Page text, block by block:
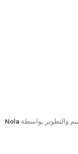
والتطوير بواسطة Nola